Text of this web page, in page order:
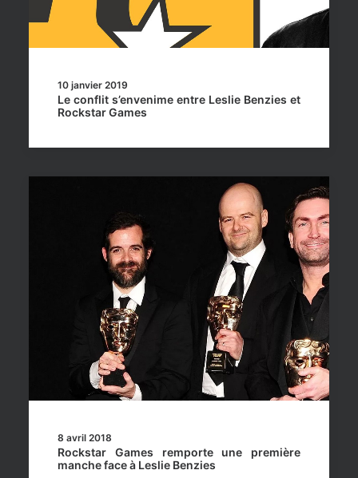
10 janvier 2019
Le conflit s’envenime entre Leslie Benzies et
Rockstar Games
8 avril 2018
Rockstar Games remporte une première
manche face à Leslie Benzies